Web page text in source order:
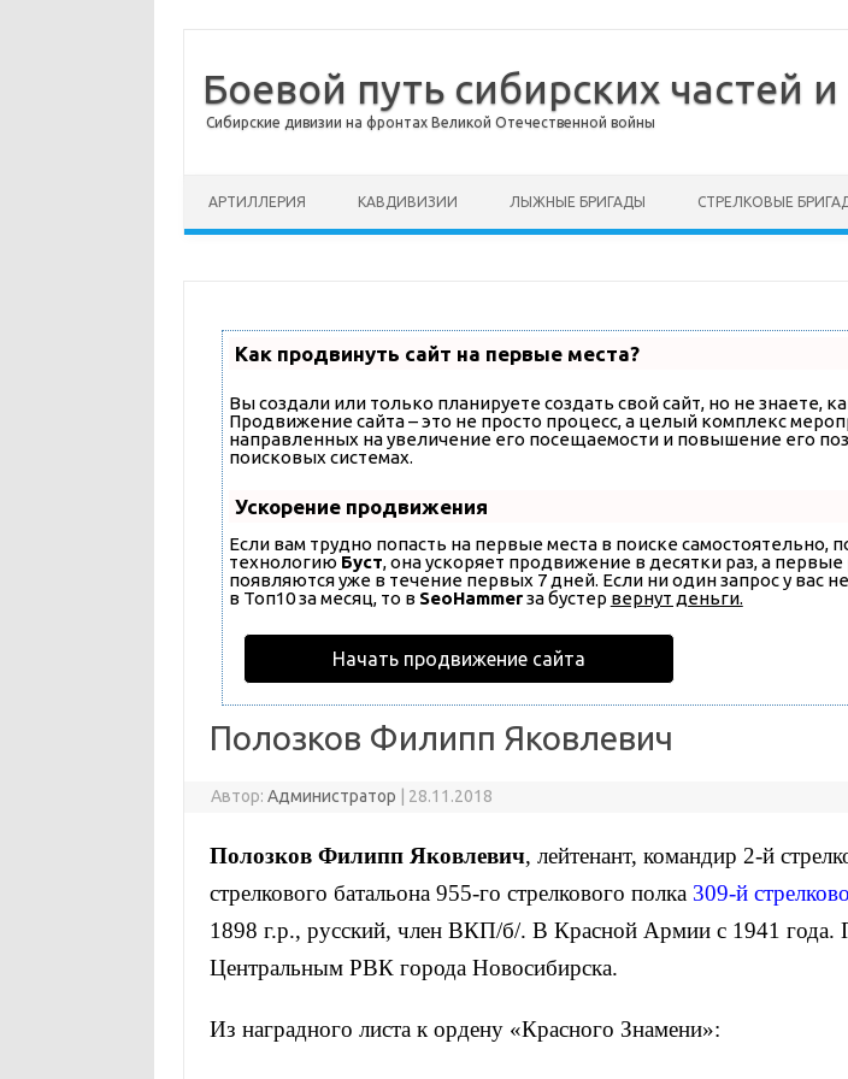
Боевой путь сибирских частей
Сибирские дивизии на фронтах Великой Отечественной войны
АРТИЛЛЕРИЯ КАВДИВИЗИИ ЛЫЖНЫЕ БРИГАДЫ СТРЕЛКОВЫЕ
Как продвинуть сайт на первые места?
Вы создали или только планируете создать свой сайт, но не знаете,
Продвижение сайта – это не просто процесс, а целый комплекс
направленных на увеличение его посещаемости и повышение его
поисковых системах.
Ускорение продвижения
Если вам трудно попасть на первые места в поиске самостоятельно,
технологию Буст, она ускоряет продвижение в десятки раз, а первые
появляются уже в течение первых 7 дней. Если ни один запрос у вас
в Топ10 за месяц, то в SeoHammerза бустер вернут деньги.
Начать продвижение сайта
Полозков Филипп Яковлевич
Автор:Администратор 28.11.2018
Полозков Филипп Яковлевич, лейтенант, командир 2-й
стрелкового батальона 955-го стрелкового полка 309-й
1898 г.р., русский, член ВКП/б/. В Красной Армии с 1941 года.
Центральным РВК города Новосибирска.
Из наградного листа к ордену «Красного Знамени»: